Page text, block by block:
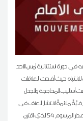
في دورة استثنائية أمس الأحد
حيث أضحت العلاقات
أساليب المحاججة والجدل
ملائمةً لانتشار العنف في
مظاهره الأخرى الأكثر خطورة، وهي الظواهر التي قد تكون وراء اصدار المرسوم 54 الذي اقترن